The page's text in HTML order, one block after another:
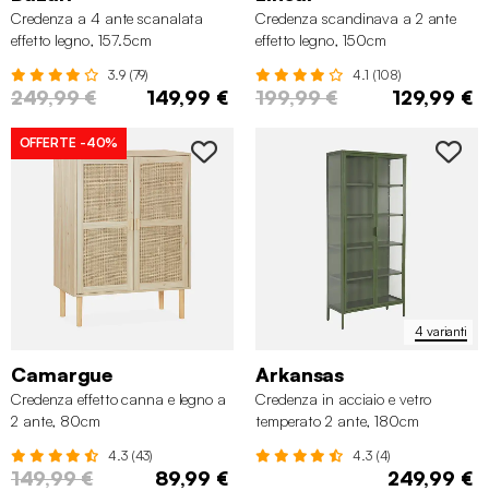
Credenza a 4 ante scanalata
effetto legno, 157.5cm
3.9 (79)
249,99 € 149,99 €
Credenza scandinava a 2 ante
effetto legno, 150cm
4.1 (108)
199,99 € 129,99 €
OFFERTE -40%
Camargue
Credenza effetto canna e legno a
2 ante, 80cm
4.3 (43)
149,99 € 89,99 €
4 varianti
Arkansas
Credenza in acciaio e vetro
temperato 2 ante, 180cm
4.3 (4)
249,99 €